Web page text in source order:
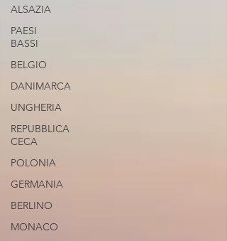
ALSAZIA
PAESI
BASSI
BELGIO
DANIMARCA
UNGHERIA
REPUBBLICA
CECA
POLONIA
GERMANIA
BERLINO
MONACO